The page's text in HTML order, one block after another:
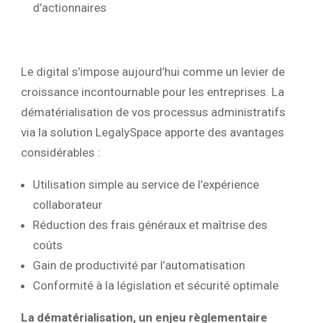
d’actionnaires
Le digital s’impose aujourd’hui comme un levier de
croissance incontournable pour les entreprises. La
dématérialisation de vos processus administratifs
via la solution LegalySpace apporte des avantages
considérables :
Utilisation simple au service de l’expérience
collaborateur
Réduction des frais généraux et maîtrise des
coûts
Gain de productivité par l’automatisation
Conformité à la législation et sécurité optimale
La dématérialisation, un enjeu règlementaire